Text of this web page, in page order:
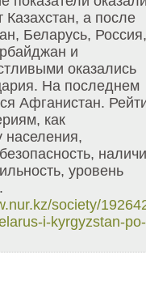
а после
Беларусь, Россия,
и
оказались
На последнем
Афганистан.
как
уровень
society/
i-kyrgyzstan-po-